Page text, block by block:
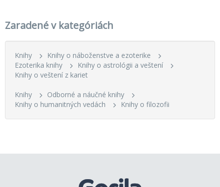
Zaradené v kategóriách
Knihy
Knihy o náboženstve a ezoterike
Ezoterika knihy
Knihy o astrológii a veštení
Knihy o veštení z kariet
Knihy
Odborné a náučné knihy
Knihy o humanitných vedách
Knihy o filozofii